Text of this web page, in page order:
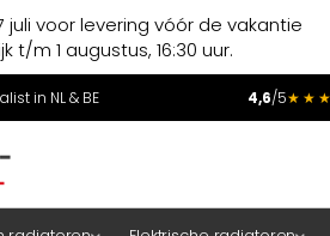
voor levering vóór de vakantie
m 1 augustus, 16:30 uur.
in NL & BE 4,6/5